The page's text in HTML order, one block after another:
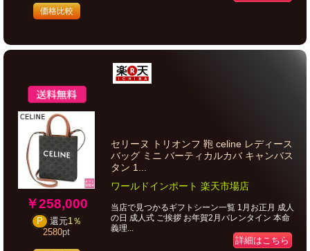
価格比較
￥258,000
P 還元1％
2580pt
セリーヌ トリオンフ 鞄 celine レディース
バッグ ミニ バーティカルカバ キャンバス
タン 1...
ワールドインポート 楽天市場店
当店で見つかるギフトシーン一覧 1月お正月 成人
の日 成人式 ご挨拶 お年賀2月バレンタイン 本命
義理...
詳細はこちら